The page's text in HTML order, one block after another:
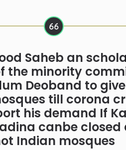
Saheb an
the minority
Deoband to
till corona
his demand If
canbe closed
Indian mosques